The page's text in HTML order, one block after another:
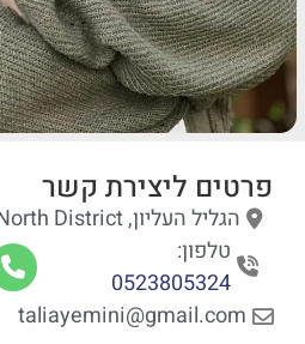
פרטים ליצירת קשר
הגליל העליון, Tziv'on, North District,
טלפון:
0523805324
taliayemini@gmail.com